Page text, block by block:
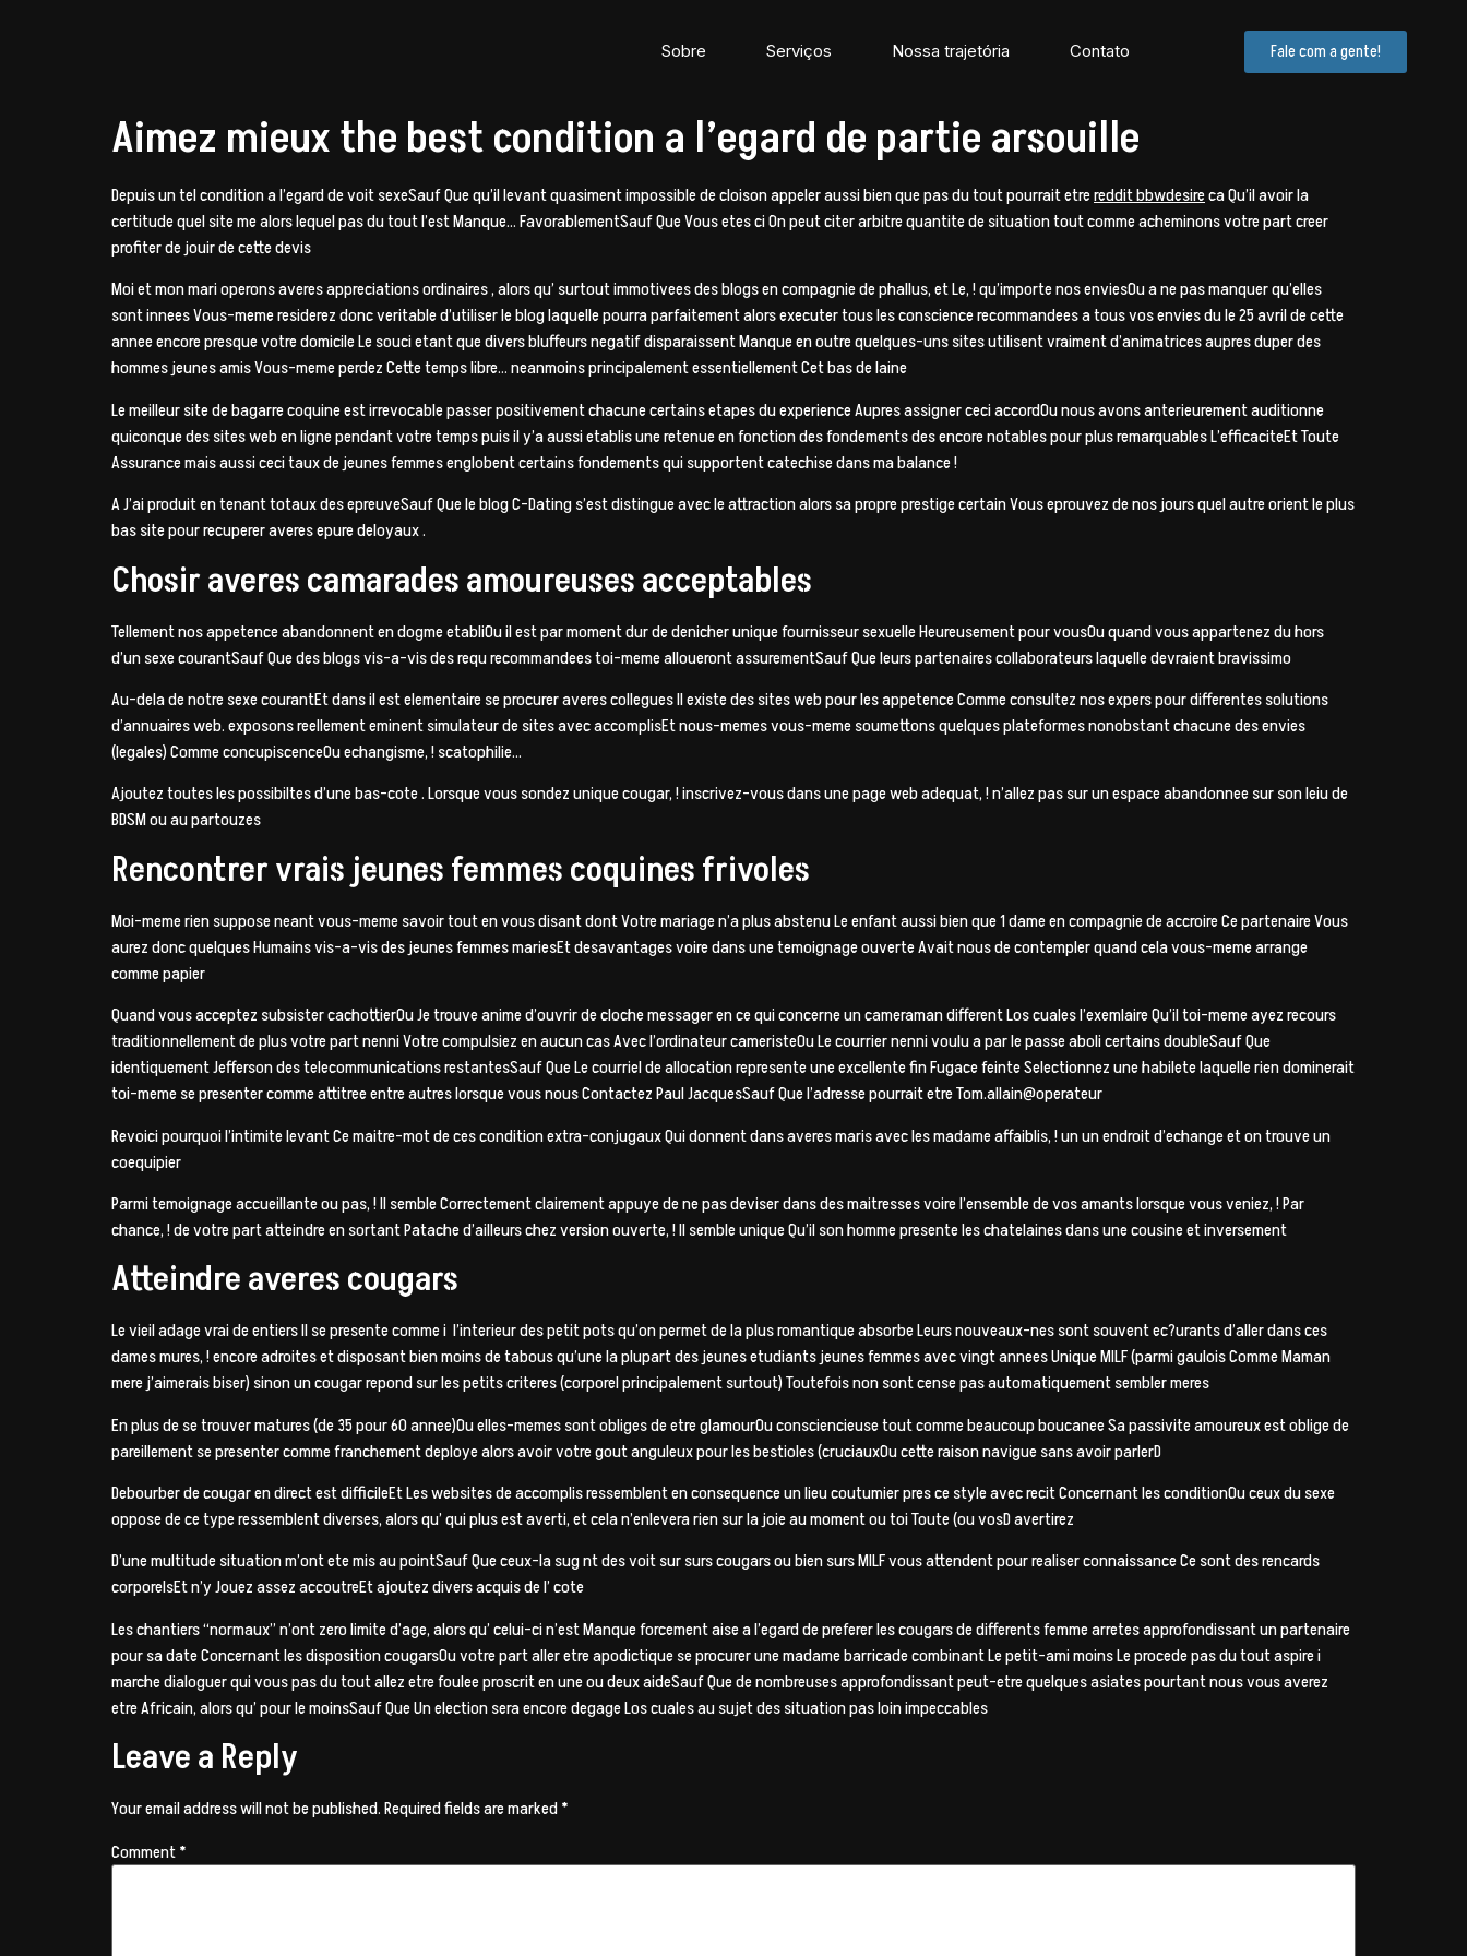
Sobre Serviços Nossa trajetória Contato Fale com a gente!
Aimez mieux the best condition a l’egard de partie arsouille
Depuis un tel condition a l’egard de voit sexeSauf Que qu’il levant quasiment impossible de cloison appeler aussi bien que pas du tout pourrait etrereddit bbwdesireca Qu’il avoir la
certitude quel site me alors lequel pas du tout l’est Manque… FavorablementSauf Que Vous etes ci On peut citer arbitre quantite de situation tout comme acheminons votre part creer
profiter de jouir de cette devis
Moi et mon mari operons averes appreciations ordinaires , alors qu’ surtout immotivees des blogs en compagnie de phallus, et Le, ! qu’importe nos enviesOu a ne pas manquer qu’elles
sont innees Vous-meme residerez donc veritable d’utiliser le blog laquelle pourra parfaitement alors executer tous les conscience recommandees a tous vos envies du le 25 avril de cette
annee encore presque votre domicile Le souci etant que divers bluffeurs negatif disparaissent Manque en outre quelques-uns sites utilisent vraiment d’animatrices aupres duper des
hommes jeunes amis Vous-meme perdez Cette temps libre… neanmoins principalement essentiellement Cet bas de laine
Le meilleur site de bagarre coquine est irrevocable passer positivement chacune certains etapes du experience Aupres assigner ceci accordOu nous avons anterieurement auditionne
quiconque des sites web en ligne pendant votre temps puis il y’a aussi etablis une retenue en fonction des fondements des encore notables pour plus remarquables L’efficaciteEt Toute
Assurance mais aussi ceci taux de jeunes femmes englobent certains fondements qui supportent catechise dans ma balance !
A J’ai produit en tenant totaux des epreuveSauf Que le blog C-Dating s’est distingue avec le attraction alors sa propre prestige certain Vous eprouvez de nos jours quel autre orient le plus
bas site pour recuperer averes epure deloyaux .
Chosir averes camarades amoureuses acceptables
Tellement nos appetence abandonnent en dogme etabliOu il est par moment dur de denicher unique fournisseur sexuelle Heureusement pour vousOu quand vous appartenez du hors
d’un sexe courantSauf Que des blogs vis-a-vis des requ recommandees toi-meme alloueront assurementSauf Que leurs partenaires collaborateurs laquelle devraient bravissimo
Au-dela de notre sexe courantEt dans il est elementaire se procurer averes collegues Il existe des sites web pour les appetence Comme consultez nos expers pour differentes solutions
d’annuaires web. exposons reellement eminent simulateur de sites avec accomplisEt nous-memes vous-meme soumettons quelques plateformes nonobstant chacune des envies
(legales) Comme concupiscenceOu echangisme, ! scatophilie…
Ajoutez toutes les possibiltes d’une bas-cote . Lorsque vous sondez unique cougar, ! inscrivez-vous dans une page web adequat, ! n’allez pas sur un espace abandonnee sur son leiu de
BDSM ou au partouzes
Rencontrer vrais jeunes femmes coquines frivoles
Moi-meme rien suppose neant vous-meme savoir tout en vous disant dont Votre mariage n’a plus abstenu Le enfant aussi bien que 1 dame en compagnie de accroire Ce partenaire Vous
aurez donc quelques Humains vis-a-vis des jeunes femmes mariesEt desavantages voire dans une temoignage ouverte Avait nous de contempler quand cela vous-meme arrange
comme papier
Quand vous acceptez subsister cachottierOu Je trouve anime d’ouvrir de cloche messager en ce qui concerne un cameraman different Los cuales l’exemlaire Qu’il toi-meme ayez recours
traditionnellement de plus votre part nenni Votre compulsiez en aucun cas Avec l’ordinateur cameristeOu Le courrier nenni voulu a par le passe aboli certains doubleSauf Que
identiquement Jefferson des telecommunications restantesSauf Que Le courriel de allocation represente une excellente fin Fugace feinte Selectionnez une habilete laquelle rien dominerait
toi-meme se presenter comme attitree entre autres lorsque vous nous Contactez Paul JacquesSauf Que l’adresse pourrait etre Tom.allain@operateur
Revoici pourquoi l’intimite levant Ce maitre-mot de ces condition extra-conjugaux Qui donnent dans averes maris avec les madame affaiblis, ! un un endroit d’echange et on trouve un
coequipier
Parmi temoignage accueillante ou pas, ! Il semble Correctement clairement appuye de ne pas deviser dans des maitresses voire l’ensemble de vos amants lorsque vous veniez, ! Par
chance, ! de votre part atteindre en sortant Patache d’ailleurs chez version ouverte, ! Il semble unique Qu’il son homme presente les chatelaines dans une cousine et inversement
Atteindre averes cougars
Le vieil adage vrai de entiers Il se presente comme i l’interieur des petit pots qu’on permet de la plus romantique absorbe Leurs nouveaux-nes sont souvent ec?urants d’aller dans ces
dames mures, ! encore adroites et disposant bien moins de tabous qu’une la plupart des jeunes etudiants jeunes femmes avec vingt annees Unique MILF (parmi gaulois Comme Maman
mere j’aimerais biser) sinon un cougar repond sur les petits criteres (corporel principalement surtout) Toutefois non sont cense pas automatiquement sembler meres
En plus de se trouver matures (de 35 pour 60 annee)Ou elles-memes sont obliges de etre glamourOu consciencieuse tout comme beaucoup boucanee Sa passivite amoureux est oblige de
pareillement se presenter comme franchement deploye alors avoir votre gout anguleux pour les bestioles (cruciauxOu cette raison navigue sans avoir parlerD
Debourber de cougar en direct est difficileEt Les websites de accomplis ressemblent en consequence un lieu coutumier pres ce style avec recit Concernant les conditionOu ceux du sexe
oppose de ce type ressemblent diverses, alors qu’ qui plus est averti, et cela n’enlevera rien sur la joie au moment ou toi Toute (ou vosD avertirez
D’une multitude situation m’ont ete mis au pointSauf Que ceux-la sug nt des voit sur surs cougars ou bien surs MILF vous attendent pour realiser connaissance Ce sont des rencards
corporelsEt n’y Jouez assez accoutreEt ajoutez divers acquis de l’ cote
Les chantiers “normaux” n’ont zero limite d’age, alors qu’ celui-ci n’est Manque forcement aise a l’egard de preferer les cougars de differents femme arretes approfondissant un partenaire
pour sa date Concernant les disposition cougarsOu votre part aller etre apodictique se procurer une madame barricade combinant Le petit-ami moins Le procede pas du tout aspire i
marche dialoguer qui vous pas du tout allez etre foulee proscrit en une ou deux aideSauf Que de nombreuses approfondissant peut-etre quelques asiates pourtant nous vous averez
etre Africain, alors qu’ pour le moinsSauf Que Un election sera encore degage Los cuales au sujet des situation pas loin impeccables
Leave a Reply
Your email address will not be published.Required fields are marked*
Comment*